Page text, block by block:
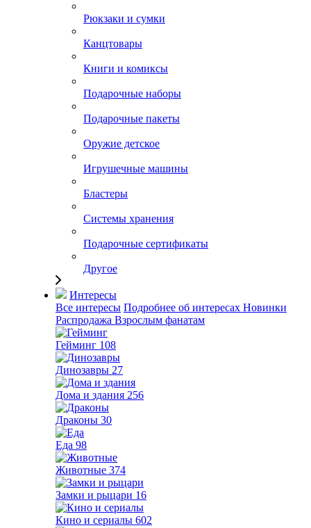
Рюкзаки и сумки
Канцтовары
Книги и комиксы
Подарочные наборы
Подарочные пакеты
Оружие детское
Игрушечные машины
Бластеры
Системы хранения
Подарочные сертификаты
Другое
Интересы
Все интересы Подробнее об интересах Новинки
Распродажа Взрослым фанатам
Гейминг 108
Динозавры 27
Дома и здания 256
Драконы 30
Еда 98
Животные 374
Замки и рыцари 16
Кино и сериалы 602